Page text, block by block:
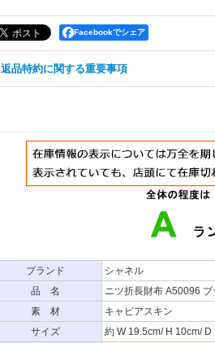
Facebookでシェア
返品特約に関する重要事項
ブランド
シャネル
品 名
ニツ折長財布 A50096
素 材
キャビアスキン
サイズ
約 W 19.5cm/ H 10cm/ D